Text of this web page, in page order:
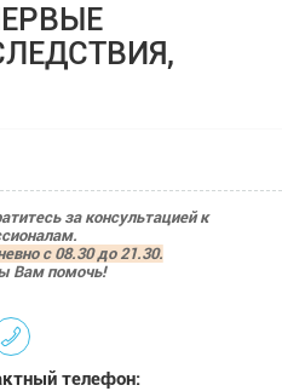
за консультацией к
с 08.30 до 21.30.
Вам помочь!
телефон: